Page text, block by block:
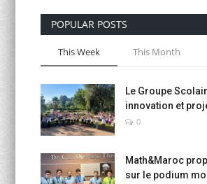
Language
Français العربية
POPULAR POSTS
This Week This Month
Le Groupe
innovation et
0
Math&Maroc
sur le podium